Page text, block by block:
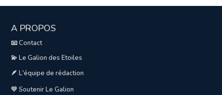
A PROPOS
📧 Contact
💫 Le Galion des Etoiles
🪶 L'équipe de rédaction
💛 Soutenir Le Galion